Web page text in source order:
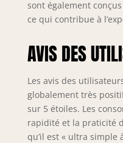
sont également
ce qui contribue à
AVIS DES
Les avis des
globalement très
sur 5 étoiles. Les
rapidité et la praticité
qu’il est « ultra simple